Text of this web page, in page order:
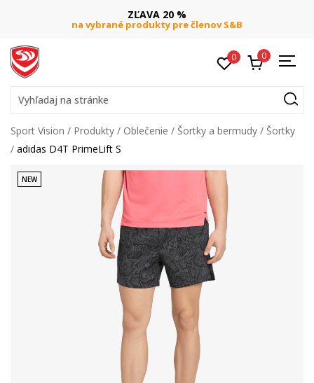
ZĽAVA 20 %
na vybrané produkty pre členov S&B
0 0
Vyhľadaj na stránke
Sport Vision Produkty Oblečenie Šortky a bermudy
Šortky
adidas D4T PrimeLift S
NEW